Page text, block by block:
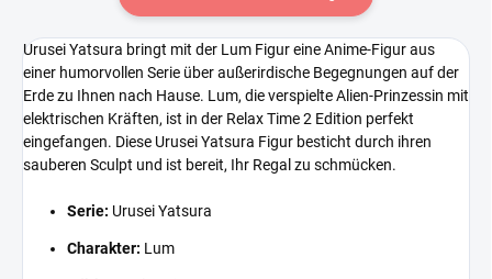
Urusei Yatsura bringt mit der Lum Figur eine Anime-Figur aus
einer humorvollen Serie über außerirdische Begegnungen auf der
Erde zu Ihnen nach Hause. Lum, die verspielte Alien-Prinzessin mit
elektrischen Kräften, ist in der Relax Time 2 Edition perfekt
eingefangen. Diese Urusei Yatsura Figur besticht durch ihren
sauberen Sculpt und ist bereit, Ihr Regal zu schmücken.
Serie: Urusei Yatsura
Charakter: Lum